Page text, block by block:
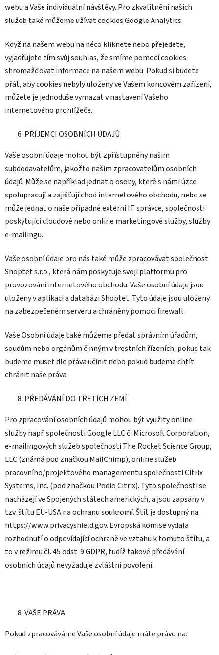
webu a Vaše individuální návštěvy. Pro zkvalitnění našich
služeb také můžeme užívat cookies Google Analytics.
Když na našem webu na něco kliknete nebo přejedete,
vyjadřujete tím svůj souhlas, že smíme pomocí cookies
shromažďovat informace na našem webu. Pokud si budete
přát, aby cookies nebyly uloženy ve Vašem koncovém zařízení,
můžete je jednoduše vymazat v nastavení Vašeho
internetového prohlížeče.
PŘÍJEMCI OSOBNÍCH ÚDAJŮ
Vaše osobní údaje mohou být zpřístupněny našim
subdodavatelům, jakožto našim zpracovatelům osobních
údajů. Může se například jednat o osoby, které s námi úzce
spolupracují a zajišťují chod internetového obchodu, nebo se
může jednat o naše případné externí IT správce, společnosti
poskytující cloudové nebo online marketingové služby, služby
e-mailingu.
Vaše osobní údaje pro nás také může zpracovávat společnost
Shoptet s.r.o., která nám poskytuje svoji platformu pro
provozování internetového obchodu. Vaše osobní údaje jsou
uloženy v aplikaci a databázi Shoptet. Tyto údaje jsou uloženy
na zabezpečeném serveru a chráněny pomoci firewall.
Vaše Osobní údaje také můžeme předat správním úřadům,
soudům nebo orgánům činným v trestních řízeních, pokud tak
budeme muset dle práva učinit nebo pokud budeme chtít
chránit naše práva.
PŘEDÁVÁNÍ DO TŘETÍCH ZEMÍ
Pro zpracování osobních údajů mohou být využity online
služby např. společnosti Google LLC či Microsoft Corporation,
e-mailingových služeb společnosti The Rocket Science Group,
LLC (známá pod značkou MailChimp), online služeb
pracovního/projektového managementu společnosti Citrix
Systems, Inc. (pod značkou Podio Citrix). Tyto společnosti se
nacházejí ve Spojených státech amerických, a jsou zapsány v
tzv. štítu EU-USA na ochranu soukromí. Štít je dostupný na:
https://www.privacyshield.gov. Evropská komise vydala
rozhodnutí o odpovídající ochraně ve vztahu k tomuto štítu, a
to v režimu čl. 45 odst. 9 GDPR, tudíž takové předávání
osobních údajů nevyžaduje zvláštní povolení.
VAŠE PRÁVA
Pokud zpracováváme Vaše osobní údaje máte právo na: